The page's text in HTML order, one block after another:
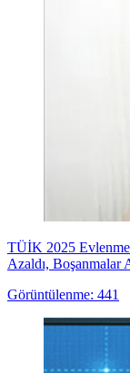
TÜİK 2025
Azaldı, Boşanmalar
Görüntülenme: 441